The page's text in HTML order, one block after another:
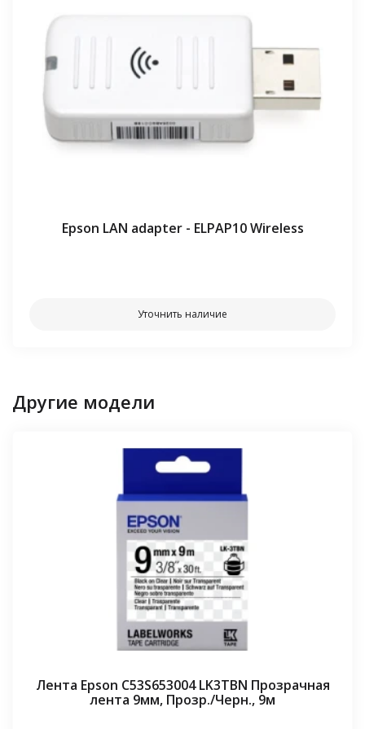
Epson LAN adapter - ELPAP10 Wireless
Уточнить наличие
Другие модели
Лента Epson C53S653004 LK3TBN Прозрачная
лента 9мм, Прозр./Черн., 9м